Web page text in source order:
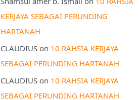
KERJAYA SEBAGAI PERUNDING
HARTANAH
CLAUDIUS on 10 RAHSIA KERJAYA
SEBAGAI PERUNDING HARTANAH
CLAUDIUS on 10 RAHSIA KERJAYA
SEBAGAI PERUNDING HARTANAH